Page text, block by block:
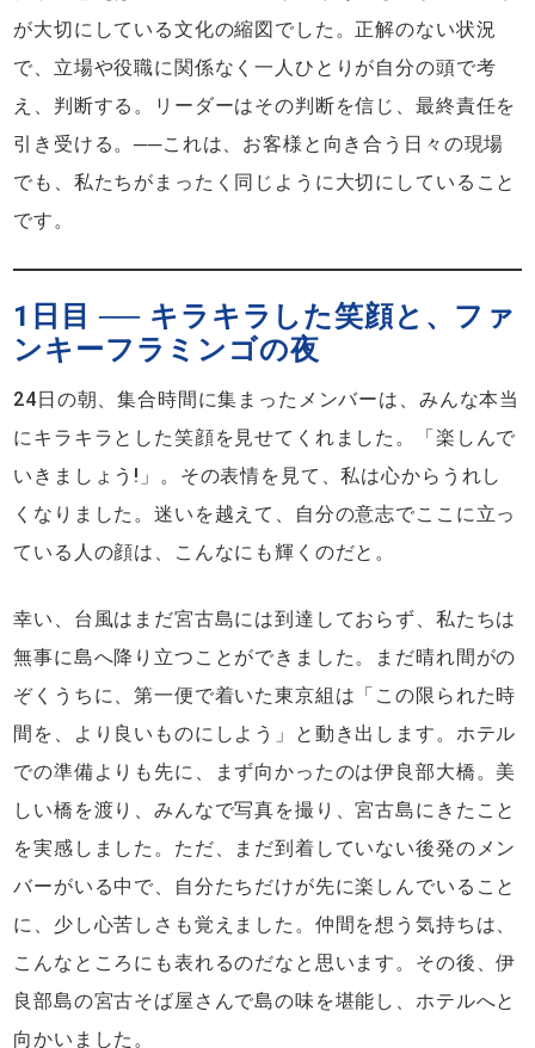
が大切にしている文化の縮図でした。正解のない状況
で、立場や役職に関係なく一人ひとりが自分の頭で考
え、判断する。リーダーはその判断を信じ、最終責任を
引き受ける。──これは、お客様と向き合う日々の現場
でも、私たちがまったく同じように大切にしていること
です。
1日目 ── キラキラした笑顔と、ファ
ンキーフラミンゴの夜
24日の朝、集合時間に集まったメンバーは、みんな本当
にキラキラとした笑顔を見せてくれました。「楽しんで
いきましょう!」。その表情を見て、私は心からうれし
くなりました。迷いを越えて、自分の意志でここに立っ
ている人の顔は、こんなにも輝くのだと。
幸い、台風はまだ宮古島には到達しておらず、私たちは
無事に島へ降り立つことができました。まだ晴れ間がの
ぞくうちに、第一便で着いた東京組は「この限られた時
間を、より良いものにしよう」と動き出します。ホテル
での準備よりも先に、まず向かったのは伊良部大橋。美
しい橋を渡り、みんなで写真を撮り、宮古島にきたこと
を実感しました。ただ、まだ到着していない後発のメン
バーがいる中で、自分たちだけが先に楽しんでいること
に、少し心苦しさも覚えました。仲間を想う気持ちは、
こんなところにも表れるのだなと思います。その後、伊
良部島の宮古そば屋さんで島の味を堪能し、ホテルへと
向かいました。